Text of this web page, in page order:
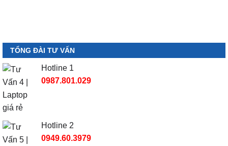
TỔNG ĐÀI TƯ VẤN
Hotline 1
0987.801.029
Hotline 2
0949.60.3979